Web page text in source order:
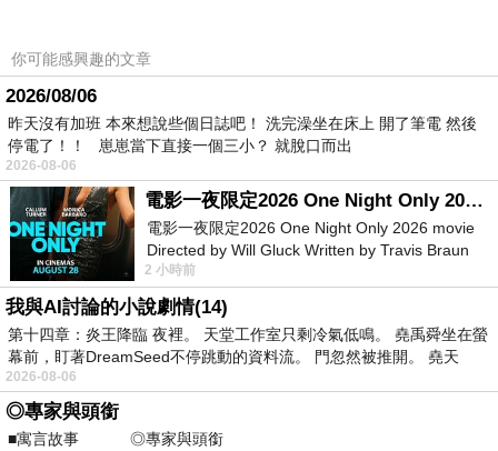
加分
佛卡夏麵包 烤得很酥脆 同樣淋上酸甜油醋醬 不管是單吃
或沾濃湯
蟹黃蟹肉燉飯 混合義大利白米和黑米 口感豐富有層次
手工熬煮蟹黃醬拌入紅蘿蔔泥
吃的到蟹肉絲的感覺
搭配香菇 洋蔥
海鮮味道和燉飯充分融合 味道很合拍
你可能感興趣的文章
2026/08/06
昨天沒有加班 本來想說些個日誌吧！ 洗完澡坐在床上 開了筆電 然後
停電了！！ 崽崽當下直接一個三小？ 就脫口而出
2026-08-06
電影一夜限定2026 One Night Only 2026 movie
電影一夜限定2026 One Night Only 2026 movie
Directed by Will Gluck Written by Travis Braun
Starring Monica Barbaro
2 小時前
我與AI討論的小說劇情(14)
第十四章：炎王降臨 夜裡。 天堂工作室只剩冷氣低鳴。 堯禹舜坐在螢
幕前，盯著DreamSeed不停跳動的資料流。 門忽然被推開。 堯天
2026-08-06
◎專家與頭銜
■寓言故事 ◎專家與頭銜